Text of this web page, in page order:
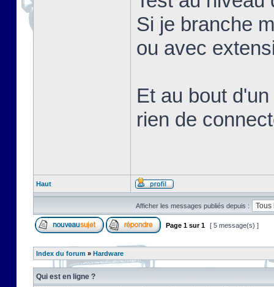
Si je branche
ou avec
Et au bout
rien de
Haut
Afficher les messages publiés depuis :
Page 1 sur1 [ 5 message(s) ]
Index du forum » Hardware
Qui est en ligne ?